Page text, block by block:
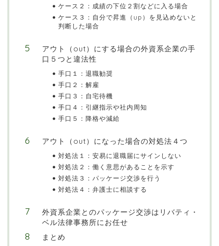
ケース２：成績の下位２割などに入る場合
ケース３：自分で昇進（up）を見込めないと
判断した場合
アウト（out）にする場合の外資系企業の手
口５つと違法性
手口１：退職勧奨
手口２：解雇
手口３：自宅待機
手口４：引継指示や社内周知
手口５：降格や減給
アウト（out）になった場合の対処法４つ
対処法１：安易に退職届にサインしない
対処法２：働く意思があることを示す
対処法３：パッケージ交渉を行う
対処法４：弁護士に相談する
外資系企業とのパッケージ交渉はリバティ・
ベル法律事務所にお任せ
まとめ